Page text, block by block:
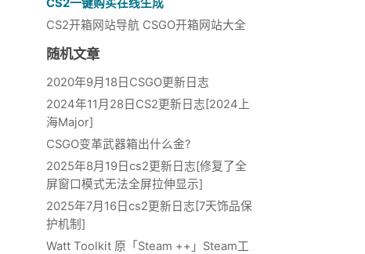
CS2一键购买在线生成
CS2开箱网站导航 CSGO开箱网站大全
随机文章
2020年9月18日CSGO更新日志
2024年11月28日CS2更新日志[2024上
海Major]
CSGO变革武器箱出什么金?
2025年8月19日cs2更新日志[修复了全
屏窗口模式无法全屏拉伸显示]
2025年7月16日cs2更新日志[7天饰品保
护机制]
Watt Toolkit 原「Steam ++」Steam工